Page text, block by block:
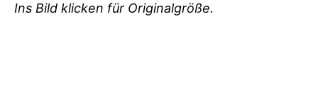
Ins Bild klicken für Originalgröße.